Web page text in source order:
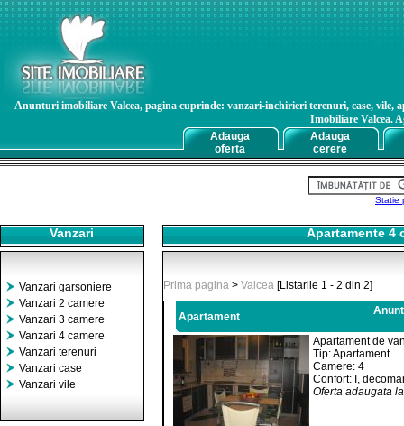
Anunturi imobiliare Valcea, pagina cuprinde: vanzari-inchirieri terenuri, case, vile,
Imobiliare Valcea.
Adauga
oferta
Adauga
cerere
Statie
Vanzari
Vanzari garsoniere
Vanzari 2 camere
Vanzari 3 camere
Vanzari 4 camere
Vanzari terenuri
Vanzari case
Vanzari vile
Apartamente 4
Prima pagina > Valcea [Listarile 1 - 2 din 2]
Apartament
Apartament de
Tip: Apartament
Camere: 4
Confort: I,
Oferta adaugata